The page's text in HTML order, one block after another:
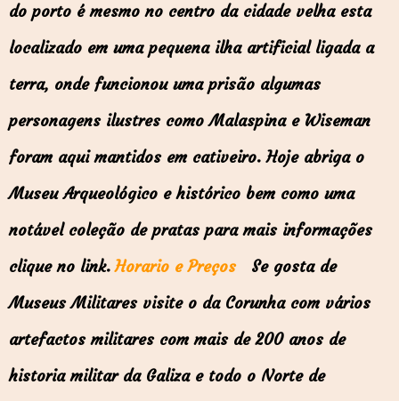
do porto é mesmo no centro da cidade velha esta
localizado em uma pequena ilha artificial ligada a
terra, onde funcionou uma prisão algumas
personagens ilustres como Malaspina e Wiseman
foram aqui mantidos em cativeiro. Hoje abriga o
Museu Arqueológico e histórico bem como uma
notável coleção de pratas para mais informações
clique no link.Horario e Preços
Se gosta de
Museus Militares visite o da Corunha com vários
artefactos militares com mais de 200 anos de
historia militar da Galiza e todo o Norte de